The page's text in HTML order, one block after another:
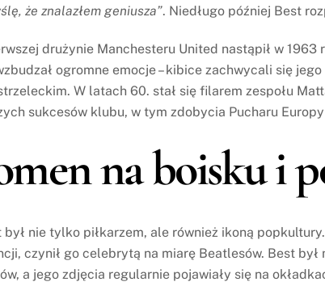
że znalazłem geniusza”. Niedługo później Best
drużynie Manchesteru United nastąpił w 1963
ogromne emocje – kibice zachwycali się
W latach 60. stał się filarem zespołu
sukcesów klubu, w tym zdobycia Pucharu
na boisku i
był nie tylko piłkarzem, ale również ikoną
czynił go celebrytą na miarę Beatlesów. Best
a jego zdjęcia regularnie pojawiały się na